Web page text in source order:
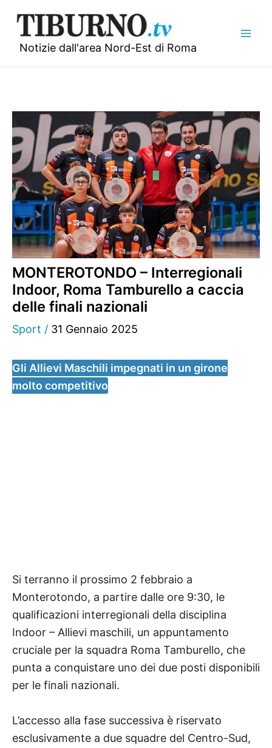
contenuto
Notizie dall'area Nord-Est di Roma
MONTEROTONDO – Interregionali
Indoor, Roma Tamburello a caccia
delle finali nazionali
Sport / 31 Gennaio 2025
Gli Allievi Maschili impegnati in un girone
molto competitivo
Si terranno il prossimo 2 febbraio a
Monterotondo, a partire dalle ore 9:30, le
qualificazioni interregionali della disciplina
Indoor – Allievi maschili, un appuntamento
cruciale per la squadra Roma Tamburello, che
punta a conquistare uno dei due posti disponibili
per le finali nazionali.
L’accesso alla fase successiva è riservato
esclusivamente a due squadre del Centro-Sud,